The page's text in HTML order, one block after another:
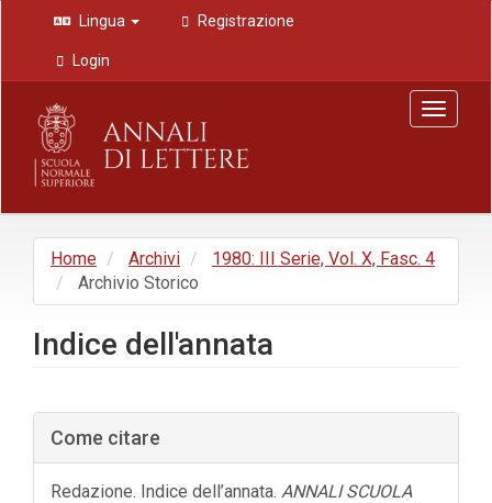
Navigazione
principale
Contenuto
principale
Barra
laterale
Lingua Registrazione
Login
Toggle
Home Archivi
1980: III Serie, Vol. X, Fasc. 4
Archivio Storico
Indice dell'annata
Barra
laterale
dell'articolo
Come citare
Redazione. Indice dell’annata. ANNALI SCUOLA